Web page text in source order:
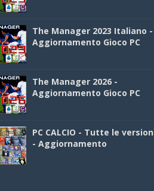
The Manager 2023 Italiano -
Aggiornamento Gioco PC
The Manager 2026 -
Aggiornamento Gioco PC
PC CALCIO - Tutte le
- Aggiornamento